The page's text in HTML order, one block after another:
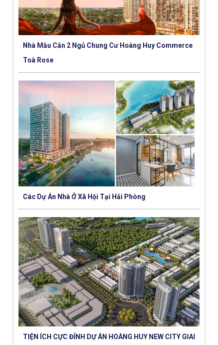
Nhà Mẫu Căn 2 Ngủ Chung Cư Hoàng Huy Commerce
Toà Rose
Các Dự Án Nhà Ở Xã Hội Tại Hải Phòng
TIỆN ÍCH CỰC ĐỈNH DỰ ÁN HOÀNG HUY NEW CITY GIAI